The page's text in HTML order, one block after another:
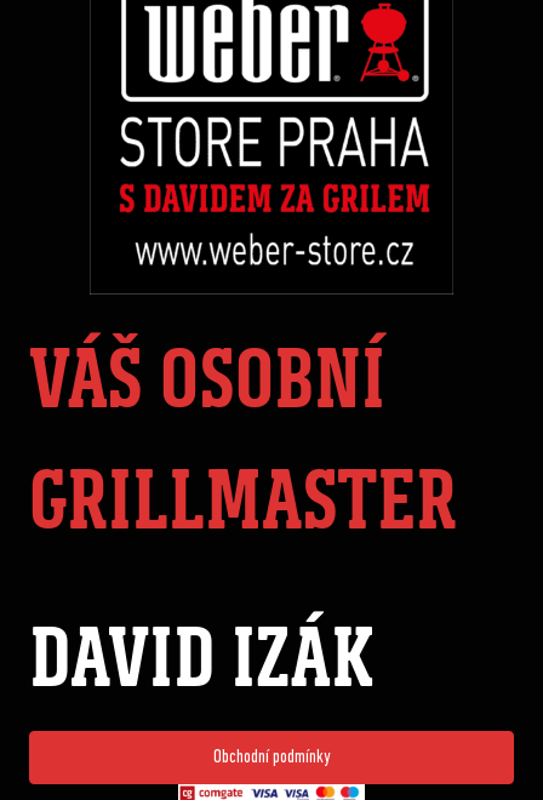
VÁŠ OSOBNÍ
GRILLMASTER
DAVID IZÁK
Obchodní podmínky